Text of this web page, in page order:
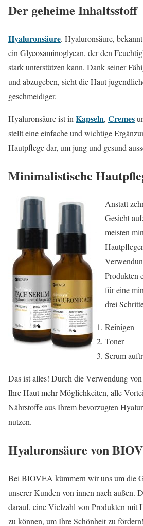
Der geheime Inhaltsstoff
Hyaluronsäure. Hyaluronsäure,
ein Glycosaminoglycan, der den
stark unterstützen kann. Dank seiner
und abzugeben, sieht die Haut
geschmeidiger.
Hyaluronsäure ist in Kapseln, Cremes
stellt eine einfache und wichtige
Hautpflege dar, um jung und gesund
Minimalistische
Anstatt
Gesicht
meisten
Produkten
für eine
drei
Reinigen
Toner
Serum
Das ist alles! Durch die Verwendung
Ihre Haut mehr Möglichkeiten, alle
Nährstoffe aus Ihrem bevorzugten
nutzen.
Hyaluronsäure von
Bei BIOVEA kümmern wir uns um die
unserer Kunden von innen nach außen.
darauf, eine Vielzahl von Produkten mit
zu können, um Ihre Schönheit zu fördern!